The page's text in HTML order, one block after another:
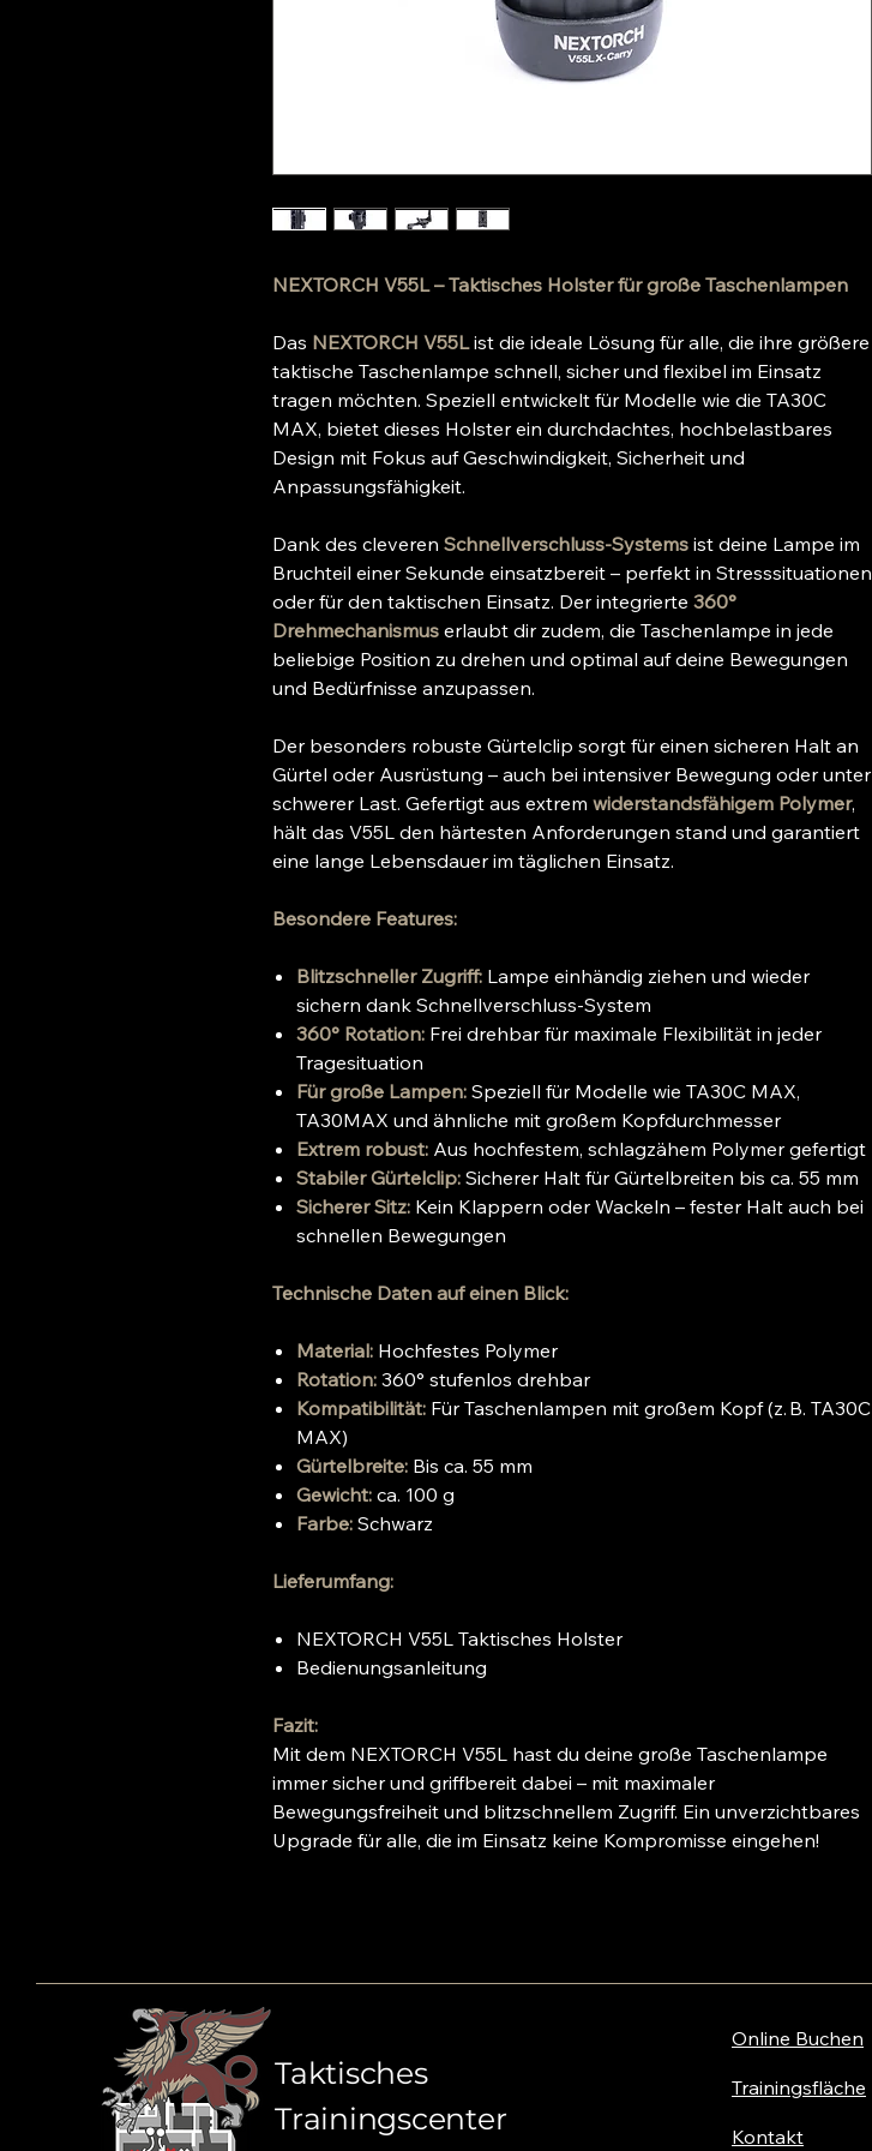
NEXTORCH V55L – Taktisches Holster für große Taschenlampen
Das NEXTORCH V55List die ideale Lösung für alle, die ihre größere
taktische Taschenlampe schnell, sicher und flexibel im Einsatz
tragen möchten. Speziell entwickelt für Modelle wie die TA30C
MAX, bietet dieses Holster ein durchdachtes, hochbelastbares
Design mit Fokus auf Geschwindigkeit, Sicherheit und
Anpassungsfähigkeit.
Dank des cleveren Schnellverschluss-Systems ist deine Lampe im
Bruchteil einer Sekunde einsatzbereit – perfekt in Stresssituationen
oder für den taktischen Einsatz. Der integrierte 360°
Drehmechanismus erlaubt dir zudem, die Taschenlampe in jede
beliebige Position zu drehen und optimal auf deine Bewegungen
und Bedürfnisse anzupassen.
Der besonders robuste Gürtelclip sorgt für einen sicheren Halt an
Gürtel oder Ausrüstung – auch bei intensiver Bewegung oder unter
schwerer Last. Gefertigt aus extrem widerstandsfähigem Polymer,
hält das V55L den härtesten Anforderungen stand und garantiert
eine lange Lebensdauer im täglichen Einsatz.
Besondere Features:
Blitzschneller Zugriff: Lampe einhändig ziehen und wieder
sichern dank Schnellverschluss-System
360° Rotation: Frei drehbar für maximale Flexibilität in jeder
Tragesituation
Für große Lampen: Speziell für Modelle wie TA30C MAX,
TA30MAX und ähnliche mit großem Kopfdurchmesser
Extrem robust: Aus hochfestem, schlagzähem Polymer gefertigt
Stabiler Gürtelclip: Sicherer Halt für Gürtelbreiten bis ca. 55 mm
Sicherer Sitz: Kein Klappern oder Wackeln – fester Halt auch bei
schnellen Bewegungen
Technische Daten auf einen Blick:
Material: Hochfestes Polymer
Rotation: 360° stufenlos drehbar
Kompatibilität: Für Taschenlampen mit großem Kopf (z. B. TA30C
MAX)
Gürtelbreite: Bis ca. 55 mm
Gewicht: ca. 100 g
Farbe: Schwarz
Lieferumfang:
NEXTORCH V55L Taktisches Holster
Bedienungsanleitung
Fazit:
Mit dem NEXTORCH V55L hast du deine große Taschenlampe
immer sicher und griffbereit dabei – mit maximaler
Bewegungsfreiheit und blitzschnellem Zugriff. Ein unverzichtbares
Upgrade für alle, die im Einsatz keine Kompromisse eingehen!
Taktisches
Trainingscenter
Online Buchen
Trainingsfläche
Kontakt